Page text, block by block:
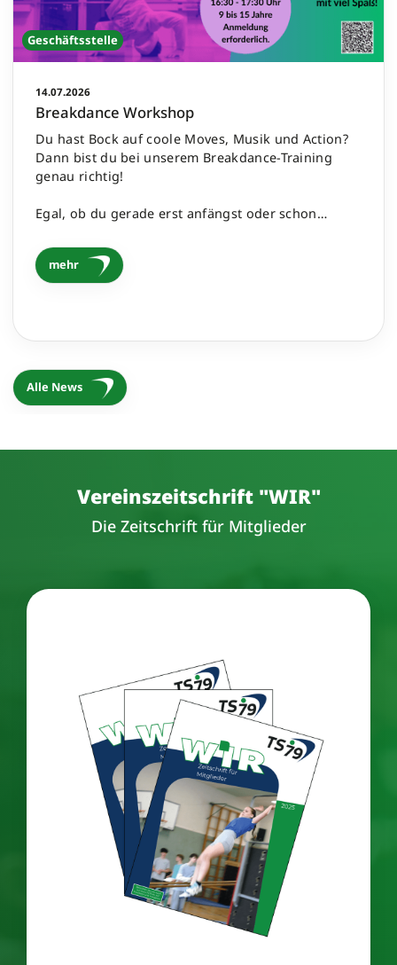
Geschäftsstelle
14.07.2026
Breakdance Workshop
Du hast Bock auf coole Moves, Musik und Action?
Dann bist du bei unserem Breakdance-Training
genau richtig!
Egal, ob du gerade erst anfängst oder schon…
mehr
Alle News
Vereinszeitschrift "WIR"
Die Zeitschrift für Mitglieder